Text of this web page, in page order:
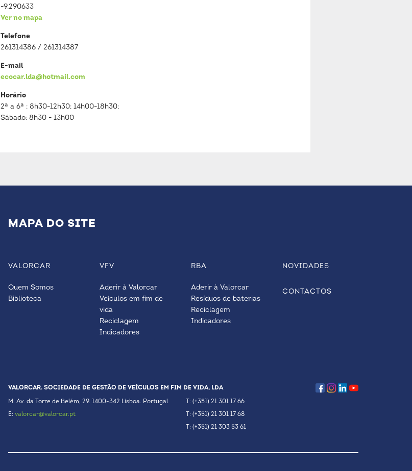
-9.290633
Ver no mapa
Telefone
261314386 / 261314387
E-mail
ecocar.lda@hotmail.com
Horário
2ª a 6ª : 8h30-12h30; 14h00-18h30;
Sábado: 8h30 - 13h00
MAPA DO SITE
VALORCAR
Quem Somos
Biblioteca
VFV
Aderir à Valorcar
Veículos em fim de
vida
Reciclagem
Indicadores
RBA
Aderir à Valorcar
Resíduos de baterias
Reciclagem
Indicadores
NOVIDADES
CONTACTOS
VALORCAR. SOCIEDADE DE GESTÃO DE VEÍCULOS EM FIM DE VIDA, LDA
M: Av. da Torre de Belém, 29. 1400-342 Lisboa. Portugal
E: valorcar@valorcar.pt
T: (+351) 21 301 17 66
T: (+351) 21 301 17 68
T: (+351) 21 303 53 61